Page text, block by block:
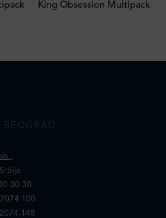
King Obsession Multipack
,
30 30
2074 100
148